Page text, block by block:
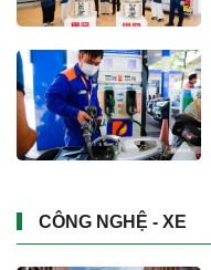
CÔNG NGHỆ - XE